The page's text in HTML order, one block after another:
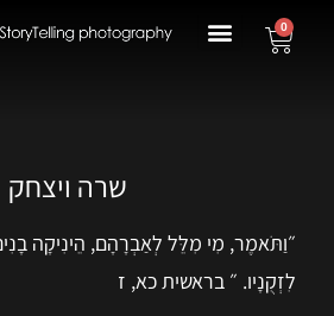
0
שרה ויצחק
״וַתֹּאמֶר, מִי מִלֵּל לְאַבְרָהָם, הֵינִיקָה
לִזְקֻנָיו. ״ בראשית כא, ז